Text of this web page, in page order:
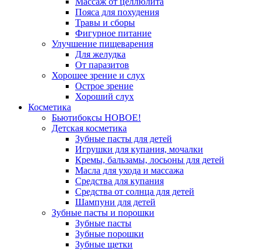
Пояса для похудения
Травы и сборы
Фигурное питание
Улучшение пищеварения
Для желудка
От паразитов
Хорошее зрение и слух
Острое зрение
Хороший слух
Косметика
Бьютибоксы НОВОЕ!
Детская косметика
Зубные пасты для детей
Игрушки для купания, мочалки
Кремы, бальзамы, лосьоны для детей
Масла для ухода и массажа
Средства для купания
Средства от солнца для детей
Шампуни для детей
Зубные пасты и порошки
Зубные пасты
Зубные порошки
Зубные щетки